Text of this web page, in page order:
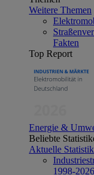
Weitere Themen
Fakten
Top Report
Energie &
Beliebte
Aktuelle
1998-2026